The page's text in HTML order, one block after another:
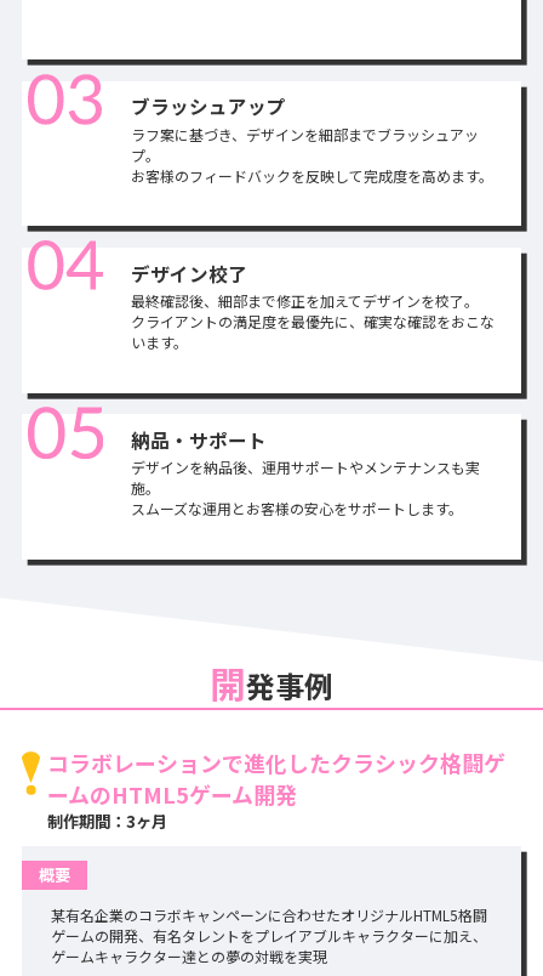
ブラッシュアップ
ラフ案に基づき、デザインを細部までブラッシュアッ
プ。
お客様のフィードバックを反映して完成度を高めます。
デザイン校了
最終確認後、細部まで修正を加えてデザインを校了。
クライアントの満足度を最優先に、確実な確認をおこな
います。
納品・サポート
デザインを納品後、運用サポートやメンテナンスも実
施。
スムーズな運用とお客様の安心をサポートします。
開発事例
コラボレーションで進化したクラシック格闘ゲ
ームのHTML5ゲーム開発
制作期間：3ヶ月
概要
某有名企業のコラボキャンペーンに合わせたオリジナルHTML5格闘
ゲームの開発、有名タレントをプレイアブルキャラクターに加え、
ゲームキャラクター達との夢の対戦を実現